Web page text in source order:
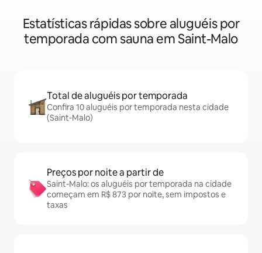
Estatísticas rápidas sobre aluguéis por
temporada com sauna em Saint-Malo
Total de aluguéis por temporada
Confira 10 aluguéis por temporada nesta cidade
(Saint-Malo)
Preços por noite a partir de
Saint-Malo: os aluguéis por temporada na cidade
começam em R$ 873 por noite, sem impostos e
taxas